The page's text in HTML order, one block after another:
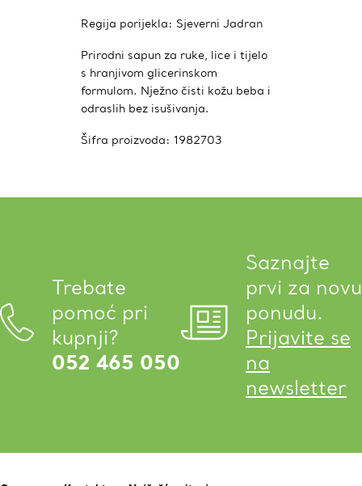
Regija porijekla: Sjeverni Jadran
Prirodni sapun za ruke, lice i tijelo
s hranjivom glicerinskom
formulom. Nježno čisti kožu beba i
odraslih bez isušivanja.
Šifra proizvoda: 1982703
Trebate
pomoć pri
kupnji?
052 465 050
Saznajte
prvi za novu
ponudu.
Prijavite se
na
newsletter